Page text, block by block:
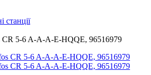
станції
CR 5-6 A-A-A-E-HQQE, 96516979